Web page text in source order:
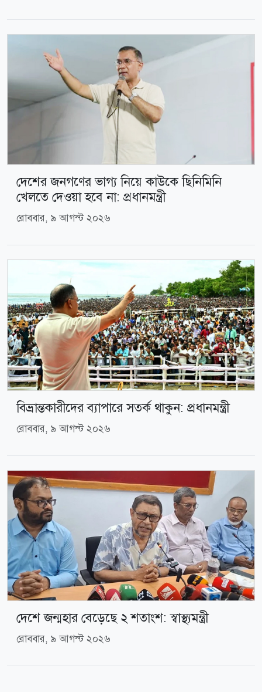
দেশের জনগণের ভাগ্য নিয়ে কাউকে ছিনিমিনি
খেলতে দেওয়া হবে না: প্রধানমন্ত্রী
রোববার, ৯ আগস্ট ২০২৬
বিভ্রান্তকারীদের ব্যাপারে সতর্ক থাকুন: প্রধানমন্ত্রী
রোববার, ৯ আগস্ট ২০২৬
দেশে জন্মহার বেড়েছে ২ শতাংশ: স্বাস্থ্যমন্ত্রী
রোববার, ৯ আগস্ট ২০২৬